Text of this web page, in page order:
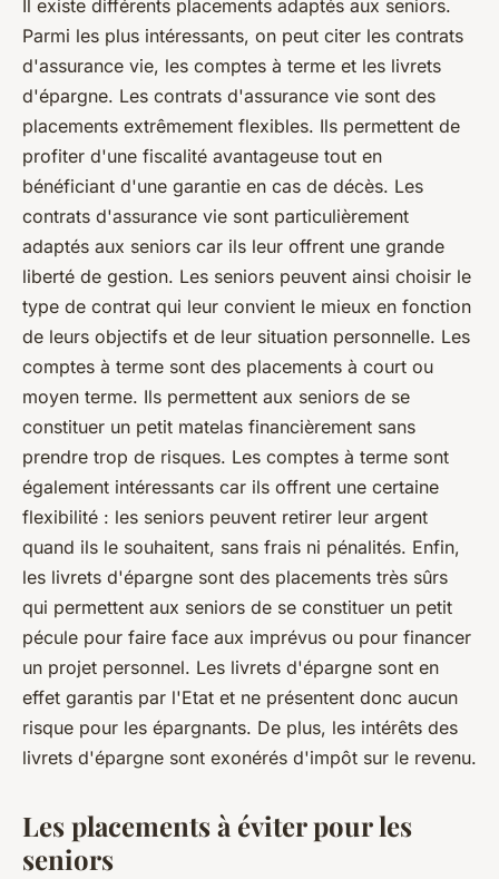
Il existe différents placements adaptés aux seniors.
Parmi les plus intéressants, on peut citer les contrats
d'assurance vie, les comptes à terme et les livrets
d'épargne. Les contrats d'assurance vie sont des
placements extrêmement flexibles. Ils permettent de
profiter d'une fiscalité avantageuse tout en
bénéficiant d'une garantie en cas de décès. Les
contrats d'assurance vie sont particulièrement
adaptés aux seniors car ils leur offrent une grande
liberté de gestion. Les seniors peuvent ainsi choisir le
type de contrat qui leur convient le mieux en fonction
de leurs objectifs et de leur situation personnelle. Les
comptes à terme sont des placements à court ou
moyen terme. Ils permettent aux seniors de se
constituer un petit matelas financièrement sans
prendre trop de risques. Les comptes à terme sont
également intéressants car ils offrent une certaine
flexibilité : les seniors peuvent retirer leur argent
quand ils le souhaitent, sans frais ni pénalités. Enfin,
les livrets d'épargne sont des placements très sûrs
qui permettent aux seniors de se constituer un petit
pécule pour faire face aux imprévus ou pour financer
un projet personnel. Les livrets d'épargne sont en
effet garantis par l'Etat et ne présentent donc aucun
risque pour les épargnants. De plus, les intérêts des
livrets d'épargne sont exonérés d'impôt sur le revenu.
Les placements à éviter pour les
seniors